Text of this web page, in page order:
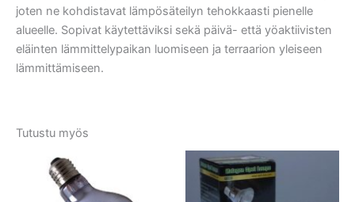
joten ne kohdistavat lämpösäteilyn tehokkaasti pienelle
alueelle. Sopivat käytettäviksi sekä päivä- että yöaktiivisten
eläinten lämmittelypaikan luomiseen ja terraarion yleiseen
lämmittämiseen.
Tutustu myös